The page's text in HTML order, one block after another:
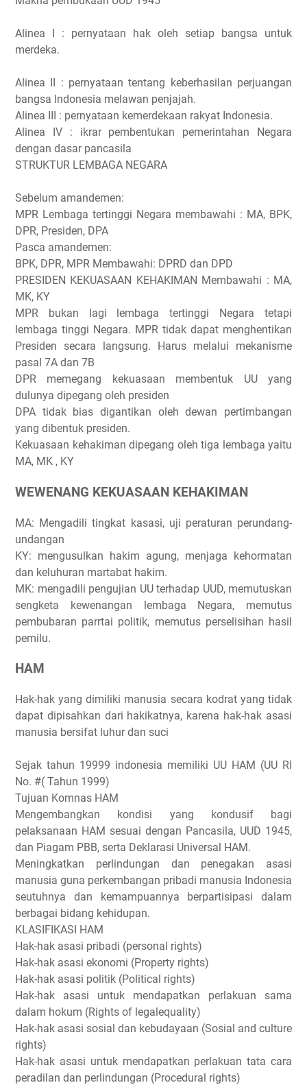
Alinea I : pernyataan hak oleh setiap bangsa untuk
merdeka.
Alinea II : pernyataan tentang keberhasilan perjuangan
bangsa Indonesia melawan penjajah.
Alinea III : pernyataan kemerdekaan rakyat Indonesia.
Alinea IV : ikrar pembentukan pemerintahan Negara
dengan dasar pancasila
STRUKTUR LEMBAGA NEGARA
Sebelum amandemen:
MPR Lembaga tertinggi Negara membawahi : MA, BPK,
DPR, Presiden, DPA
Pasca amandemen:
BPK, DPR, MPR Membawahi: DPRD dan DPD
PRESIDEN KEKUASAAN KEHAKIMAN Membawahi : MA,
MK, KY
MPR bukan lagi lembaga tertinggi Negara tetapi
lembaga tinggi Negara. MPR tidak dapat menghentikan
Presiden secara langsung. Harus melalui mekanisme
pasal 7A dan 7B
DPR memegang kekuasaan membentuk UU yang
dulunya dipegang oleh presiden
DPA tidak bias digantikan oleh dewan pertimbangan
yang dibentuk presiden.
Kekuasaan kehakiman dipegang oleh tiga lembaga yaitu
MA, MK , KY
WEWENANG KEKUASAAN KEHAKIMAN
MA: Mengadili tingkat kasasi, uji peraturan perundang-
undangan
KY: mengusulkan hakim agung, menjaga kehormatan
dan keluhuran martabat hakim.
MK: mengadili pengujian UU terhadap UUD, memutuskan
sengketa kewenangan lembaga Negara, memutus
pembubaran parrtai politik, memutus perselisihan hasil
pemilu.
HAM
Hak-hak yang dimiliki manusia secara kodrat yang tidak
dapat dipisahkan dari hakikatnya, karena hak-hak asasi
manusia bersifat luhur dan suci
Sejak tahun 19999 indonesia memiliki UU HAM (UU RI
No. #( Tahun 1999)
Tujuan Komnas HAM
Mengembangkan kondisi yang kondusif bagi
pelaksanaan HAM sesuai dengan Pancasila, UUD 1945,
dan Piagam PBB, serta Deklarasi Universal HAM.
Meningkatkan perlindungan dan penegakan asasi
manusia guna perkembangan pribadi manusia Indonesia
seutuhnya dan kemampuannya berpartisipasi dalam
berbagai bidang kehidupan.
KLASIFIKASI HAM
Hak-hak asasi pribadi (personal rights)
Hak-hak asasi ekonomi (Property rights)
Hak-hak asasi politik (Political rights)
Hak-hak asasi untuk mendapatkan perlakuan sama
dalam hokum (Rights of legalequality)
Hak-hak asasi sosial dan kebudayaan (Sosial and culture
rights)
Hak-hak asasi untuk mendapatkan perlakuan tata cara
peradilan dan perlindungan (Procedural rights)